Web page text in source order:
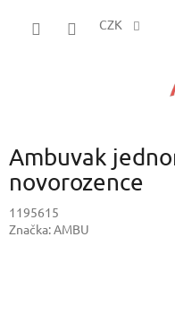
CZK
Ambuvak
novorozence
1195615
Značka:AMBU